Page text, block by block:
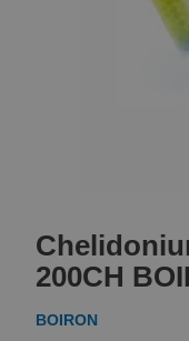
the
beginning
of
the
200CH
BOIRON